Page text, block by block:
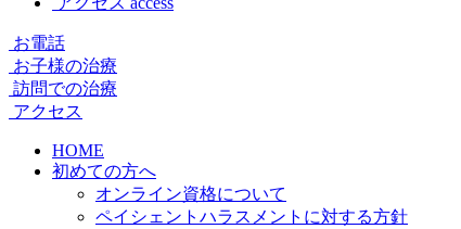
お電話
お子様の治療
訪問での治療
アクセス
HOME
初めての方へ
オンライン資格について
ペイシェントハラスメントに対する方針